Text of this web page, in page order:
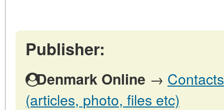
Publisher:
Denmark Online →
(articles, photo, files etc)